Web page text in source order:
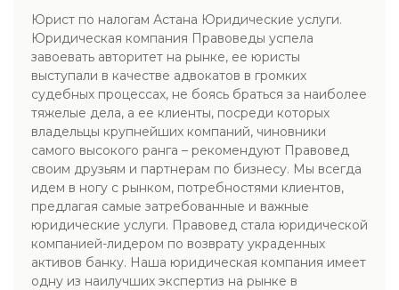
Юрист по налогам Астана Юридические услуги.
Юридическая компания Правоведы успела
завоевать авторитет на рынке, ее юристы
выступали в качестве адвокатов в громких
судебных процессах, не боясь браться за наиболее
тяжелые дела, а ее клиенты, посреди которых
владельцы крупнейших компаний, чиновники
самого высокого ранга – рекомендуют Правовед
своим друзьям и партнерам по бизнесу. Мы всегда
идем в ногу с рынком, потребностями клиентов,
предлагая самые затребованные и важные
юридические услуги. Правовед стала юридической
компанией-лидером по возврату украденных
активов банку. Наша юридическая компания имеет
одну из наилучших экспертиз на рынке в